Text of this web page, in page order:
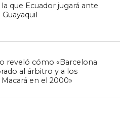
que Ecuador jugará ante
reveló cómo «Barcelona
al árbitro y a los
en el 2000»